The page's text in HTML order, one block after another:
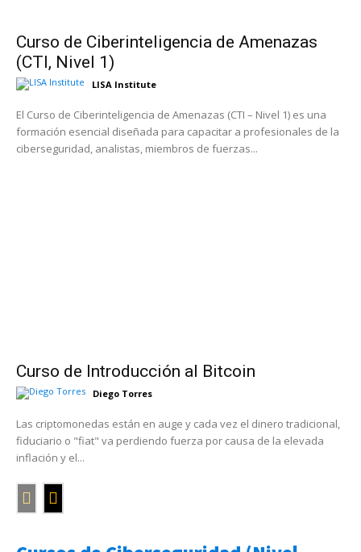
Curso de Ciberinteligencia de Amenazas
(CTI, Nivel 1)
LISA Institute
El Curso de Ciberinteligencia de Amenazas (CTI – Nivel 1) es una
formación esencial diseñada para capacitar a profesionales de la
ciberseguridad, analistas, miembros de fuerzas...
Curso de Introducción al Bitcoin
Diego Torres
Las criptomonedas están en auge y cada vez el dinero tradicional,
fiduciario o "fiat" va perdiendo fuerza por causa de la elevada
inflación y el...